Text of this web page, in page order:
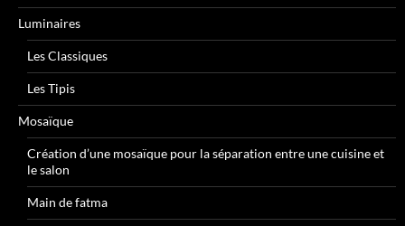
Luminaires
Les Classiques
Les Tipis
Mosaïque
Création d’une mosaïque pour la séparation entre une cuisine et
le salon
Main de fatma